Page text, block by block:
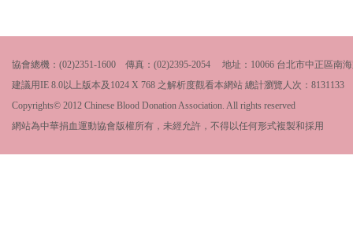
協會總機：(02)2351-1600 傳真：(02)2395-2054 地址：10066 台北市中正區南
建議用IE 8.0以上版本及1024 X 768 之解析度觀看本網站 總計瀏覽人次： 8131133
Copyrights© 2012 Chinese Blood Donation Association. All rights reserved
網站為中華捐血運動協會版權所有，未經允許，不得以任何形式複製和採用